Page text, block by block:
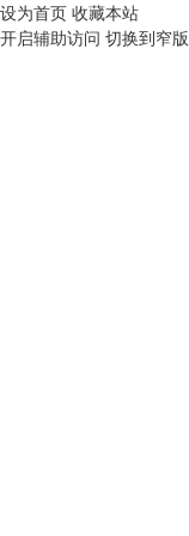
设为首页 收藏本站
开启辅助访问 切换到窄版